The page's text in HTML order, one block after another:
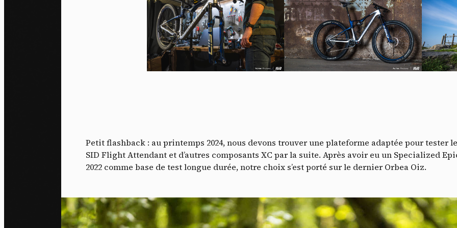
Petit flashback : au printemps 2024, nous devons trouver une plateforme adaptée pour tester
SID Flight Attendant et d’autres composants XC par la suite. Après avoir eu un Specialized
2022 comme base de test longue durée, notre choix s’est porté sur le dernier Orbea Oiz.